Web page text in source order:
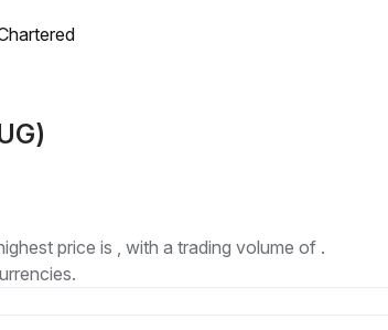
price is , with a trading volume of .